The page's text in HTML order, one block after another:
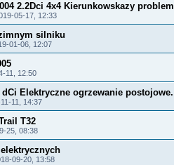
2.2Dci 4x4 Kierunkowskazy problem
05-17, 12:33
silniku
01-06, 12:07
11, 12:50
dCi Elektryczne ogrzewanie postojowe.
11, 14:37
T32
25, 08:38
09-20, 13:58